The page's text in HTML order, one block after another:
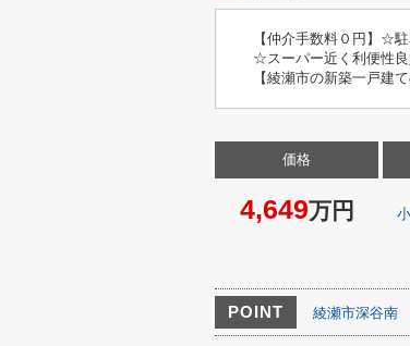
【仲介手数料０円】
☆スーパー近く利便性
【綾瀬市の新築一戸建
価格
4,649万円
POINT 綾瀬市深谷南